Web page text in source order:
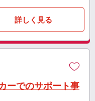
詳しく見る
ーでのサポート事